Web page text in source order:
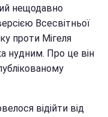
нещодавно
Всесвітньої
проти Мігеля
нудним. Про це він
відійти від